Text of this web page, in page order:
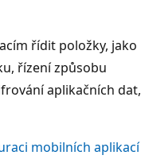
řídit položky, jako
řízení způsobu
aplikačních dat,
mobilních aplikací